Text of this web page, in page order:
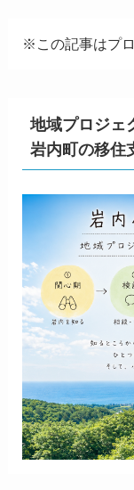
※この記事はプ
地域プロジェ
岩内町の移住